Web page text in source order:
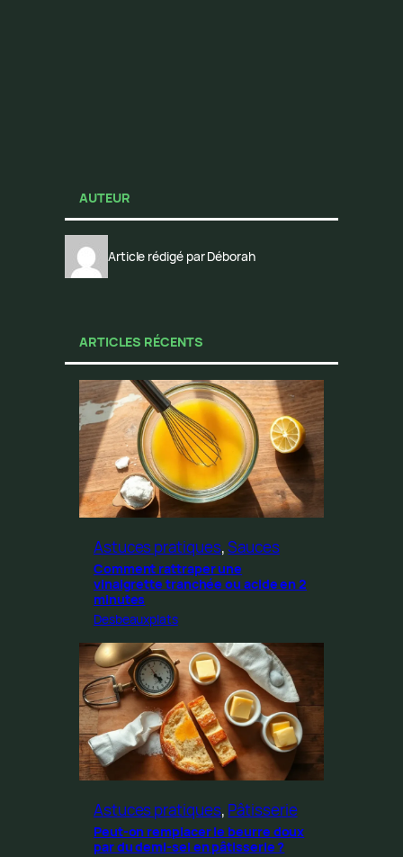
AUTEUR
Article rédigé par Déborah
ARTICLES RÉCENTS
Astuces pratiques, Sauces
Comment rattraper une
vinaigrette tranchée ou acide en 2
minutes
Desbeauxplats
Astuces pratiques, Pâtisserie
Peut-on remplacer le beurre doux
par du demi-sel en pâtisserie ?